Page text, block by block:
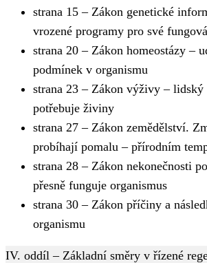
strana 15 – Zákon genetické
vrozené programy pro své
strana 20 – Zákon homeostázy –
podmínek v organismu
strana 23 – Zákon výživy – lidský
potřebuje živiny
strana 27 – Zákon zemědělství.
probíhají pomalu – přírodním
strana 28 – Zákon nekonečnosti
přesně funguje organismus
strana 30 – Zákon příčiny a
organismu
IV. oddíl – Základní směry v řízené